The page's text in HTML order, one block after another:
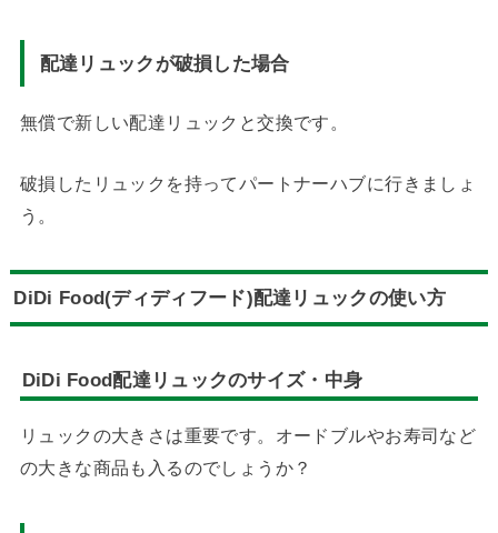
配達リュックが破損した場合
無償で新しい配達リュックと交換です。
破損したリュックを持ってパートナーハブに行きましょ
う。
DiDi Food(ディディフード)配達リュックの使い方
DiDi Food配達リュックのサイズ・中身
リュックの大きさは重要です。オードブルやお寿司など
の大きな商品も入るのでしょうか？